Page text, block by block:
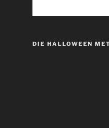
DIE HALLOWEEN